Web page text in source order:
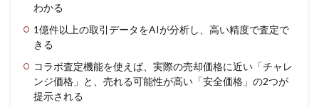
わかる
1億件以上の取引データをAIが分析し、高い精度で査定で
きる
コラボ査定機能を使えば、実際の売却価格に近い「チャレ
ンジ価格」と、売れる可能性が高い「安全価格」の2つが
提示される